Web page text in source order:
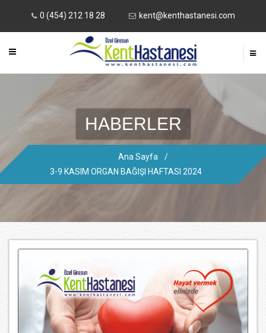
0 (454) 212 18 28 kent@kenthastanesi.com
HABERLER
Ana Sayfa
/
3-9 KASIM ORGAN BAĞIŞI HAFTASI 2024